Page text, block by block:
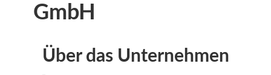
GmbH
Über das Unternehmen